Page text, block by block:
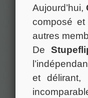
Aujourd’hui,
composé
autres
De
et